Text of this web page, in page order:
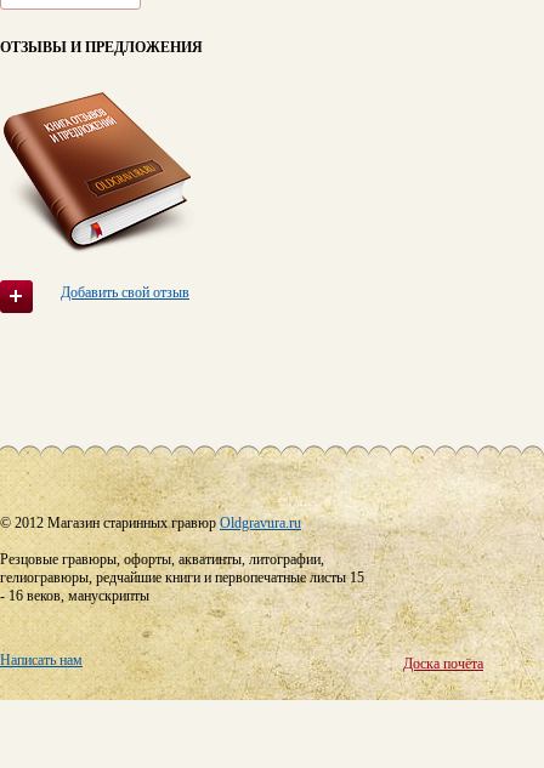
ОТЗЫВЫ И ПРЕДЛОЖЕНИЯ
Добавить свой отзыв
© 2012 Магазин старинных гравюрOldgravura.ru
Резцовые гравюры, офорты, акватинты, литографии,
гелиогравюры, редчайшие книги и первопечатные листы 15
- 16 веков, манускрипты
Написать нам Доска почёта